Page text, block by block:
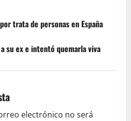
trata de personas en España
su ex e intentó quemarla viva
electrónico no será